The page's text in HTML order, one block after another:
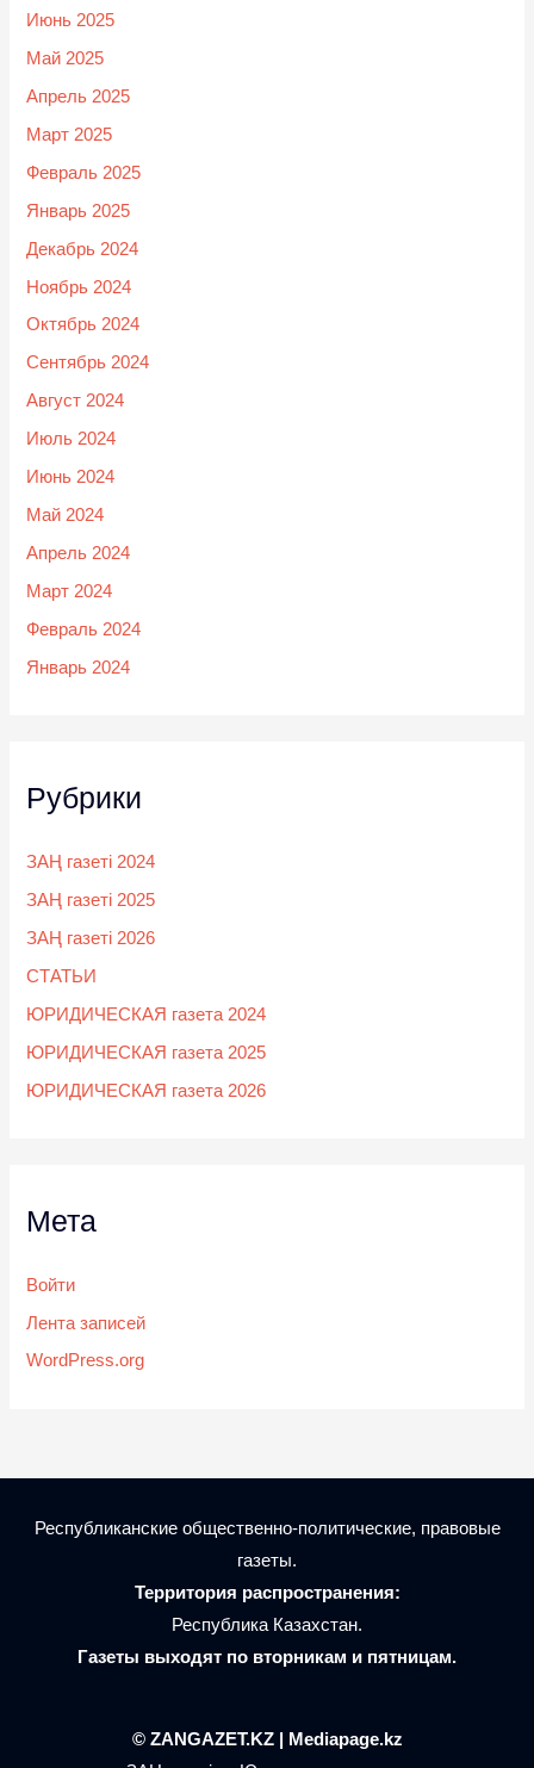
Июнь 2025
Май 2025
Апрель 2025
Март 2025
Февраль 2025
Январь 2025
Декабрь 2024
Ноябрь 2024
Октябрь 2024
Сентябрь 2024
Август 2024
Июль 2024
Июнь 2024
Май 2024
Апрель 2024
Март 2024
Февраль 2024
Январь 2024
Рубрики
ЗАҢ газеті 2024
ЗАҢ газеті 2025
ЗАҢ газеті 2026
СТАТЬИ
ЮРИДИЧЕСКАЯ газета 2024
ЮРИДИЧЕСКАЯ газета 2025
ЮРИДИЧЕСКАЯ газета 2026
Мета
Войти
Лента записей
WordPress.org
Республиканские общественно-политические, правовые
газеты.
Территория распространения:
Республика Казахстан.
Газеты выходят по вторникам и пятницам.
© ZANGAZET.KZ | Mediapage.kz